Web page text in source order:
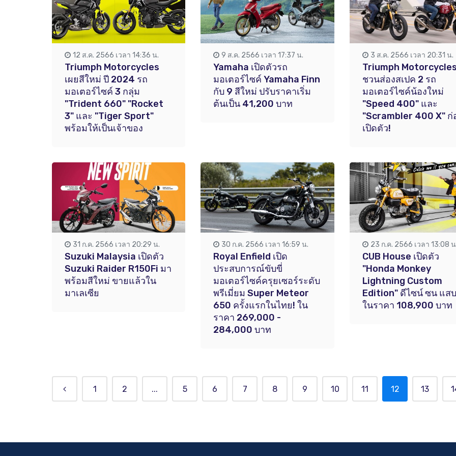
12 ส.ค. 2566 เวลา 14:36 น.
Triumph Motorcycles
เผยสีใหม่ ปี 2024 รถ
มอเตอร์ไซค์ 3 กลุ่ม
"Trident 660" "Rocket
3" และ "Tiger Sport"
พร้อมให้เป็นเจ้าของ
9 ส.ค. 2566 เวลา 17:37 น.
Yamaha เปิดตัวรถ
มอเตอร์ไซค์ Yamaha Finn
กับ 9 สีใหม่ ปรับราคาเริ่ม
ต้นเป็น 41,200 บาท
3 ส.ค. 2566 เวลา 20:31 น.
Triumph
ชวนส่องสเปค 2 รถ
มอเตอร์ไซค์น้องใหม่
"Speed 400" และ
"Scrambler 400 X" ก่
เปิดตัว!
31 ก.ค. 2566 เวลา 20:29 น.
Suzuki Malaysia เปิดตัว
Suzuki Raider R150Fi มา
พร้อมสีใหม่ ขายแล้วใน
มาเลเซีย
30 ก.ค. 2566 เวลา 16:59 น.
Royal Enfield เปิด
ประสบการณ์ขับขี่
มอเตอร์ไซค์ครุยเซอร์ระดับ
พรีเมี่ยม Super Meteor
650 ครั้งแรกในไทย! ใน
ราคา 269,000 -
284,000 บาท
23 ก.ค. 2566 เวลา 13:08
CUB House เปิดตัว
"Honda Monkey
Lightning Custom
Edition" ดีไซน์ ซน แส
ในราคา 108,900 บาท
1 2 ... 5 6 7 8 9 10 11 12 13